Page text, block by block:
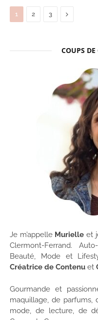
1 2 3 Next
COUPS
Je m’appelle Murielle et
Clermont-Ferrand.
Beauté, Mode et
Créatrice de Contenu et
Gourmande et
maquillage, de parfums,
mode, de lecture, de